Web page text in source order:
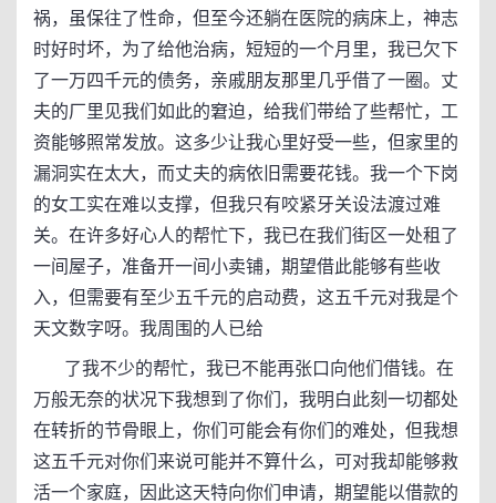
祸，虽保往了性命，但至今还躺在医院的病床上，神志
时好时坏，为了给他治病，短短的一个月里，我已欠下
了一万四千元的债务，亲戚朋友那里几乎借了一圈。丈
夫的厂里见我们如此的窘迫，给我们带给了些帮忙，工
资能够照常发放。这多少让我心里好受一些，但家里的
漏洞实在太大，而丈夫的病依旧需要花钱。我一个下岗
的女工实在难以支撑，但我只有咬紧牙关设法渡过难
关。在许多好心人的帮忙下，我已在我们街区一处租了
一间屋子，准备开一间小卖铺，期望借此能够有些收
入，但需要有至少五千元的启动费，这五千元对我是个
天文数字呀。我周围的人已给
了我不少的帮忙，我已不能再张口向他们借钱。在
万般无奈的状况下我想到了你们，我明白此刻一切都处
在转折的节骨眼上，你们可能会有你们的难处，但我想
这五千元对你们来说可能并不算什么，可对我却能够救
活一个家庭，因此这天特向你们申请，期望能以借款的